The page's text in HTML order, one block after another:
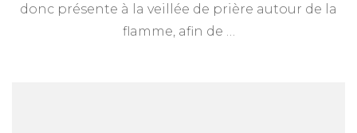
donc présente à la veillée de prière autour de la
flamme, afin de …